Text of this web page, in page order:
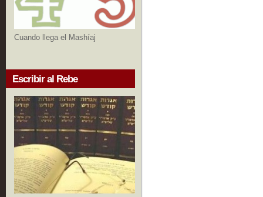
Cuando llega el Mashíaj
Escribir al Rebe